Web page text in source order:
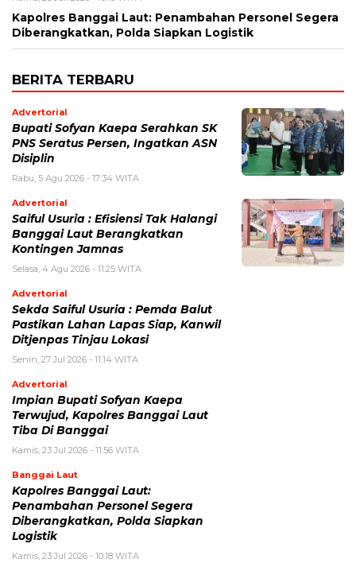
Kapolres Banggai Laut: Penambahan Personel Segera
Diberangkatkan, Polda Siapkan Logistik
BERITA TERBARU
Advertorial
Bupati Sofyan Kaepa Serahkan SK
PNS Seratus Persen, Ingatkan ASN
Disiplin
Rabu, 5 Agu 2026 - 17:34 WITA
Advertorial
Saiful Usuria : Efisiensi Tak Halangi
Banggai Laut Berangkatkan
Kontingen Jamnas
Selasa, 4 Agu 2026 - 11:25 WITA
Advertorial
Sekda Saiful Usuria : Pemda Balut
Pastikan Lahan Lapas Siap, Kanwil
Ditjenpas Tinjau Lokasi
Senin, 27 Jul 2026 - 11:14 WITA
Advertorial
Impian Bupati Sofyan Kaepa
Terwujud, Kapolres Banggai Laut
Tiba Di Banggai
Kamis, 23 Jul 2026 - 11:56 WITA
Banggai Laut
Kapolres Banggai Laut:
Penambahan Personel Segera
Diberangkatkan, Polda Siapkan
Logistik
Kamis, 23 Jul 2026 - 10:18 WITA